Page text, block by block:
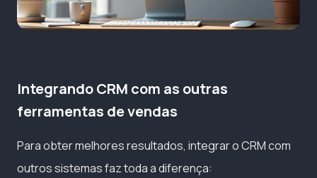
Integrando CRM com as outras
ferramentas de vendas
Para obter melhores resultados, integrar o CRM com
outros sistemas faz toda a diferença: